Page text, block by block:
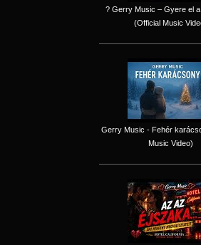
? Gerry Music – Gyere el
(Official Music
Gerry Music - Fehér
Music Video)